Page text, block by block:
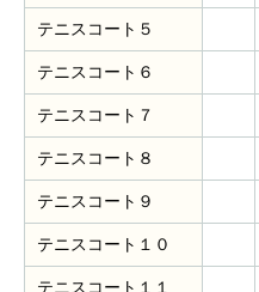
テニスコート５
テニスコート６
テニスコート７
テニスコート８
テニスコート９
テニスコート１０
テニスコート１１